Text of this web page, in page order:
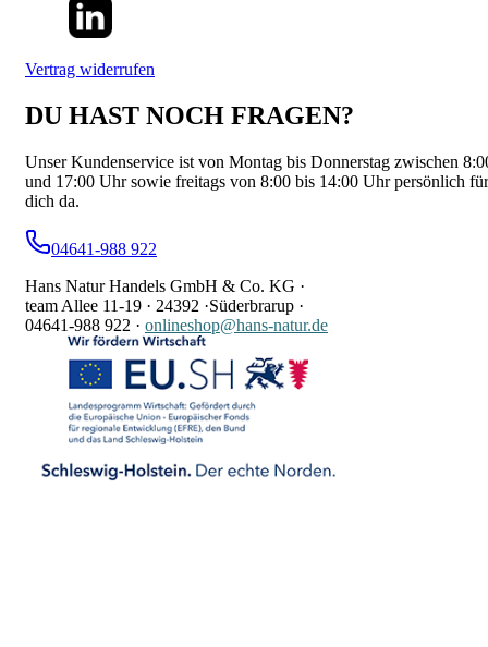
Vertrag widerrufen
DU HAST NOCH FRAGEN?
Unser Kundenservice ist von Montag bis Donnerstag zwischen
und 17:00 Uhr sowie freitags von 8:00 bis 14:00 Uhr persönlich für
dich da.
04641-988 922
Hans Natur Handels GmbH & Co. KG ·
team Allee 11-19 · 24392 ·Süderbrarup ·
04641-988 922 · onlineshop@hans-natur.de